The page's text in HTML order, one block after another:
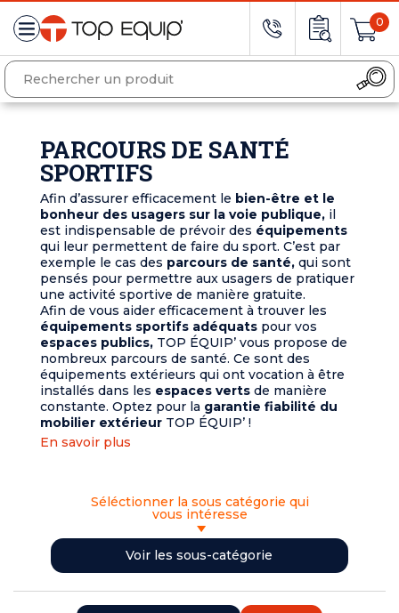
0
PARCOURS DE SANTÉ
SPORTIFS
Afin d’assurer efficacement le bien-être et le
bonheur des usagers sur la voie publique, il
est indispensable de prévoir des équipements
qui leur permettent de faire du sport. C’est par
exemple le cas des parcours de santé, qui sont
pensés pour permettre aux usagers de pratiquer
une activité sportive de manière gratuite.
Afin de vous aider efficacement à trouver les
équipements sportifs adéquats pour vos
espaces publics, TOP ÉQUIP’ vous propose de
nombreux parcours de santé. Ce sont des
équipements extérieurs qui ont vocation à être
installés dans les espaces verts de manière
constante. Optez pour la garantie fiabilité du
mobilier extérieur TOP ÉQUIP’ !
En savoir plus
Séléctionner la sous catégorie qui
vous intéresse
<< RETOUR
PARCOURS SPORTIFS
Voir les sous-catégorie